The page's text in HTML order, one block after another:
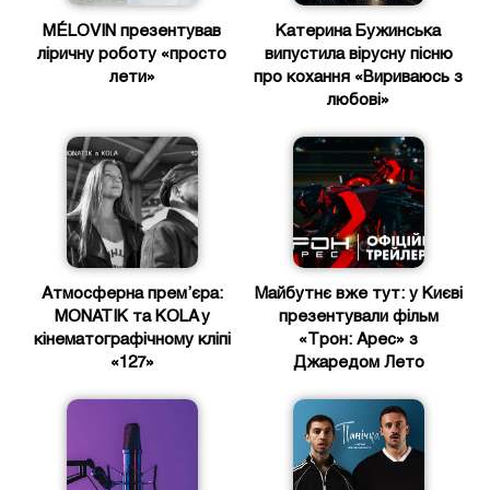
MÉLOVIN презентував
ліричну роботу «просто
лети»
Катерина Бужинська
випустила вірусну пісню
про кохання «Вириваюсь з
любові»
Атмосферна прем’єра:
MONATIK та KOLA у
кінематографічному кліпі
«127»
Майбутнє вже тут: у Києві
презентували фільм
«Трон: Арес» з
Джаредом Лето